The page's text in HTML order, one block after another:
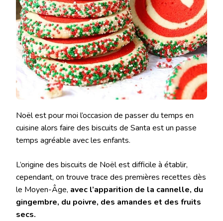
Noël est pour moi l’occasion de passer du temps en
cuisine alors faire des biscuits de Santa est un passe
temps agréable avec les enfants.
L’origine des biscuits de Noël est difficile à établir,
cependant, on trouve trace des premières recettes dès
le Moyen-Âge, avec l’apparition de la cannelle, du
gingembre, du poivre, des amandes et des fruits
secs.